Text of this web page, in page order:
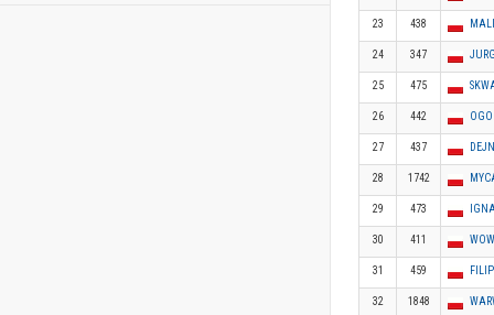
23 438
24 347
25 475
26 442
27 437
28 1742
29 473
30 411
31 459
32 1848